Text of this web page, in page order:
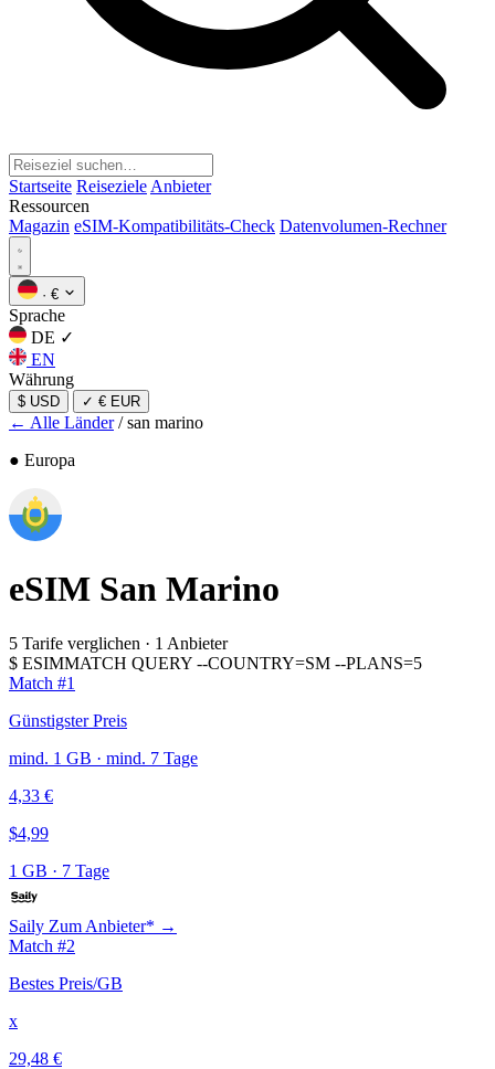
Startseite Reiseziele Anbieter
Ressourcen
Magazin eSIM-Kompatibilitäts-Check Datenvolumen-Rechner
· €
Sprache
DE ✓
EN
Währung
$ USD ✓ € EUR
← Alle Länder / san marino
● Europa
eSIM San Marino
5 Tarife verglichen · 1 Anbieter
$ ESIMMATCH QUERY --COUNTRY=SM --PLANS=5
Match #1
Günstigster Preis
mind. 1 GB · mind. 7 Tage
4,33 €
$4,99
1 GB · 7 Tage
Saily Zum Anbieter* →
Match #2
Bestes Preis/GB
x
29,48 €